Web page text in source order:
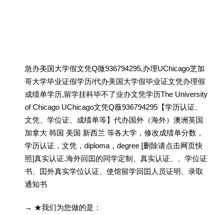
急办美国大学假文凭Q微936794295,办理UChicago芝加
哥大学毕业证假学历/代办美国大学假毕业证文凭办理假
成绩单学历,留学挂科毕不了业办文凭学历The University
of Chicago UChicago文凭Q薇936794295【学历认证、
文凭、学位证、成绩单等】代办国外（海外）澳洲英国
加拿大 韩国 美国 新西兰 等各大学，修改成绩单分数，
学历认证，文凭，diploma，degree [删除请点击网页快
照]真实认证.海外回囯的同学定制、真实认证、、学位证
书、囯外真实学位认证、使馆留学回囯人员证明、录取
通知书
→ ★我们为您做的是：